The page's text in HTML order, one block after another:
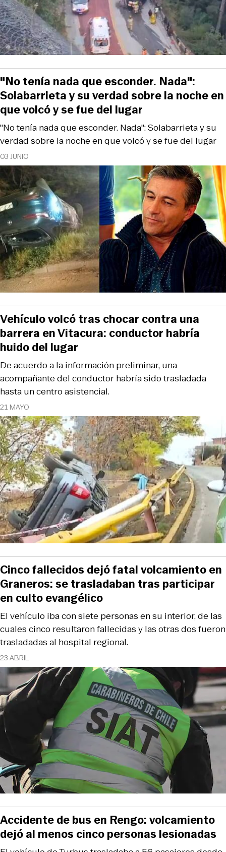
03 JUNIO
"No tenía nada que esconder. Nada": Solabarrieta y su
verdad sobre la noche en que volcó y se fue del lugar
"No tenía nada que esconder. Nada":
Solabarrieta y su verdad sobre la noche en
que volcó y se fue del lugar
21 MAYO
De acuerdo a la información preliminar, una
acompañante del conductor habría sido trasladada
hasta un centro asistencial.
Vehículo volcó tras chocar contra una
barrera en Vitacura: conductor habría
huido del lugar
23 ABRIL
El vehículo iba con siete personas en su interior, de las
cuales cinco resultaron fallecidas y las otras dos fueron
trasladadas al hospital regional.
Cinco fallecidos dejó fatal volcamiento en
Graneros: se trasladaban tras participar
en culto evangélico
Accidente de bus en Rengo: volcamiento
dejó al menos cinco personas lesionadas